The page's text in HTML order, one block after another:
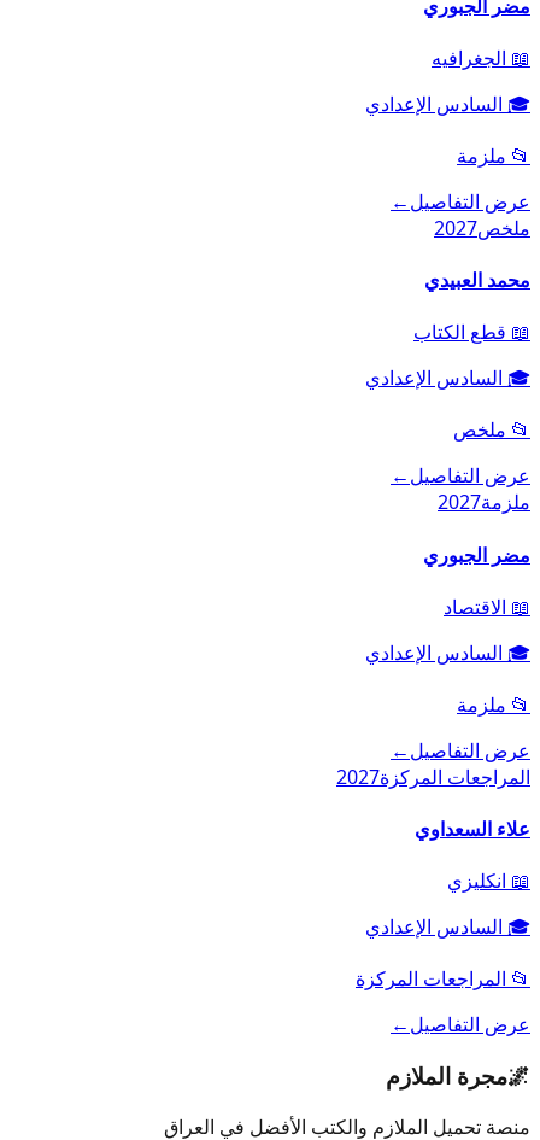
مضر الجبوري
📖 الجغرافيه
🎓 السادس الإعدادي
📂 ملزمة
عرض التفاصيل←
ملخص2027
محمد العبيدي
📖 قطع الكتاب
🎓 السادس الإعدادي
📂 ملخص
عرض التفاصيل←
ملزمة2027
مضر الجبوري
📖 الاقتصاد
🎓 السادس الإعدادي
📂 ملزمة
عرض التفاصيل←
المراجعات المركزة2027
علاء السعداوي
📖 انكليزي
🎓 السادس الإعدادي
📂 المراجعات المركزة
عرض التفاصيل←
🌌مجرة الملازم
منصة تحميل الملازم والكتب الأفضل في العراق